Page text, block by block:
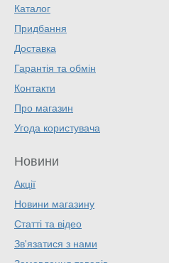
Каталог
Придбання
Доставка
Гарантія та обмін
Контакти
Про магазин
Угода користувача
Новини
Акції
Новини магазину
Статті та відео
Зв'язатися з нами